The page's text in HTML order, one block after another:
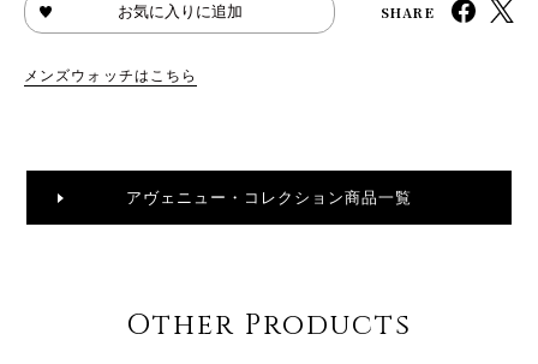
お気に入りに追加 SHARE
メンズウォッチはこちら
アヴェニュー・コレクション商品一覧
Other Products